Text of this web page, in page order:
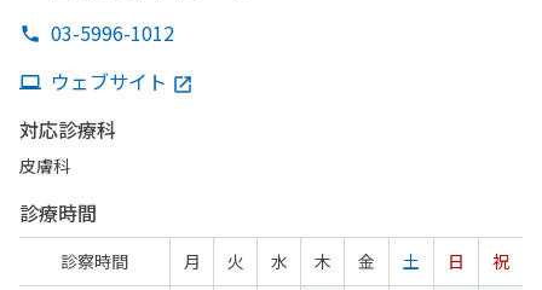
03-5996-1012
ウェブサイト
対応診療科
皮膚科
診療時間
診察時間 月 火 水 木 金 土 日
祝